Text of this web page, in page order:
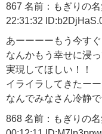
867 名前：もぎりの
22:31:32
あーーーーもう今す
なんかもう幸せに浸
実現してほしい！！
イライラしてきたー
なんでみなさん冷静
868 名前：もぎりの